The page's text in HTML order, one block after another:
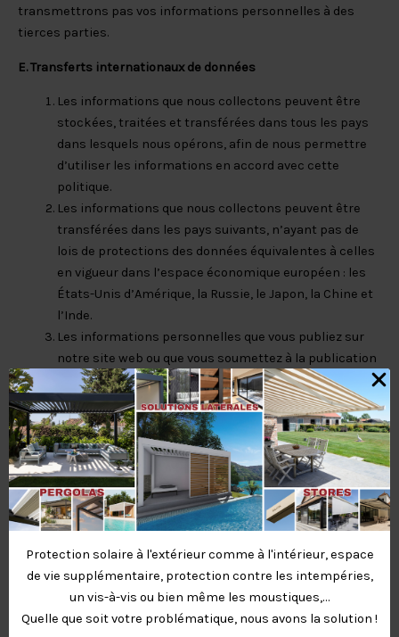
Protection solaire à l'extérieur comme à l'intérieur, espace
de vie supplémentaire, protection contre les intempéries,
un vis-à-vis ou bien même les moustiques,…
Quelle que soit votre problématique, nous avons la solution !
transmettrons pas vos informations personnelles à des
tierces parties.
E. Transferts internationaux de données
Les informations que nous collectons peuvent être
stockées, traitées et transférées dans tous les pays
dans lesquels nous opérons, afin de nous permettre
d’utiliser les informations en accord avec cette
politique.
Les informations que nous collectons peuvent être
transférées dans les pays suivants, n’ayant pas de
lois de protections des données équivalentes à celles
en vigueur dans l’espace économique européen : les
États-Unis d’Amérique, la Russie, le Japon, la Chine et
l’Inde.
Les informations personnelles que vous publiez sur
notre site web ou que vous soumettez à la publication
peuvent être disponibles, via internet, dans le monde
entier. Nous ne pouvons empêcher l’utilisation, bonne
ou mauvaise, de ces informations par des tiers.
Vous acceptez expressément le transfert
d’informations personnelles décrit dans cette
Section F.
F. Conservation de vos informations personnelles
Cette Section G détaille nos politiques de
conservation des données et nos procédures,
conçues pour nous aider à nous conformer à nos
obligations légales concernant la conservation et la